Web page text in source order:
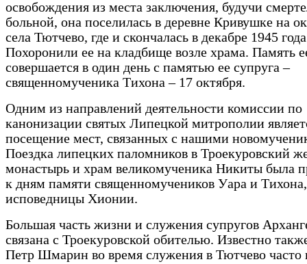
освобождения из места заключения, будучи
больной, она поселилась в деревне Кривушке на
села Тютчево, где и скончалась в декабре 1945
Похоронили ее на кладбище возле храма. Память
совершается в один день с памятью ее супруга –
священномученика Тихона – 17 октября.
Одним из направлений деятельности комиссии по
канонизации святых Липецкой митрополии
посещение мест, связанных с нашими
Поездка липецких паломников в Троекуровский
монастырь и храм великомученика Никиты была
к дням памяти священномучеников Уара и
исповедницы Хионии.
Большая часть жизни и служения супругов
связана с Троекуровской обителью. Известно
Петр Шмарин во время служения в Тютчево часто